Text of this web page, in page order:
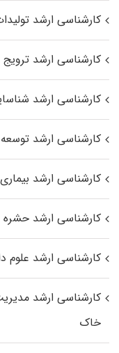
کارشناسی ارشد
کارشناسی ارشد
کارشناسی ارشد
کارشناسی ارشد
کارشناسی ارشد
کارشناسی ارشد
کارشناسی ارشد علوم
کارشناسی ارشد
خاک